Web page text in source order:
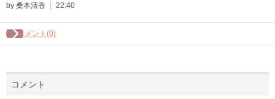
by 桑本清香 22:40
コメント(0)
コメント